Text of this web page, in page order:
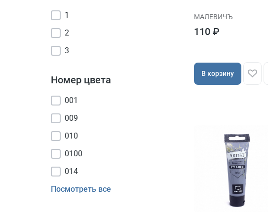
1
2
3
Номер цвета
001
009
010
0100
014
Посмотреть все
МАЛЕВИЧЪ
110 ₽
В корзину